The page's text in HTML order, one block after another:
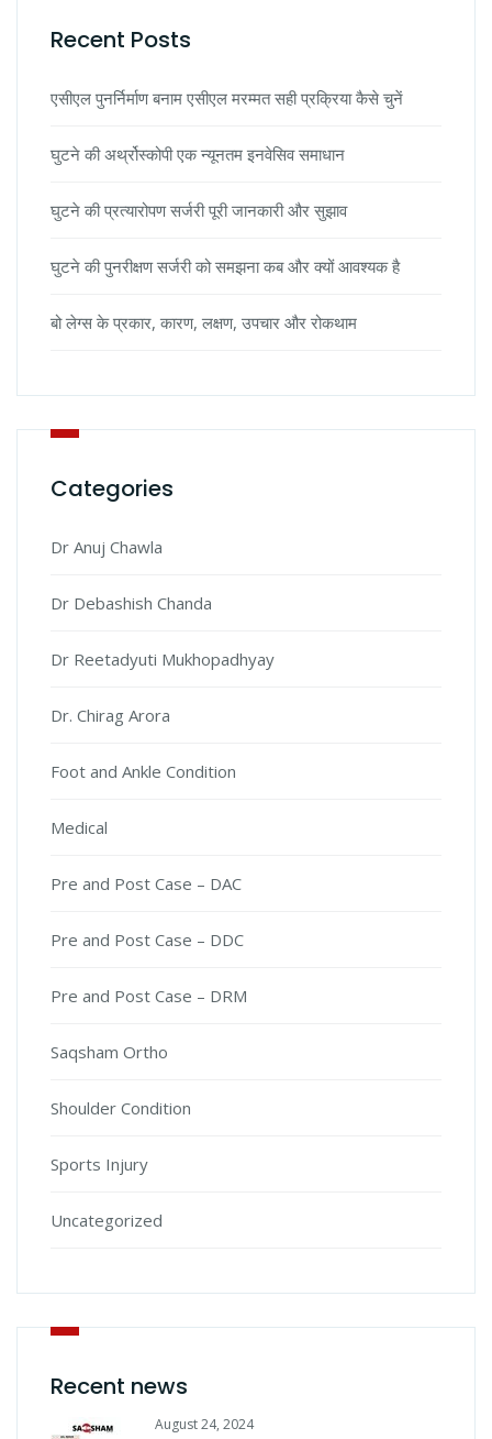
Recent Posts
एसीएल पुनर्निर्माण बनाम एसीएल मरम्मत सही प्रक्रिया कैसे चुनें
घुटने की अर्थ्रोस्कोपी एक न्यूनतम इनवेसिव समाधान
घुटने की प्रत्यारोपण सर्जरी पूरी जानकारी और सुझाव
घुटने की पुनरीक्षण सर्जरी को समझना कब और क्यों आवश्यक है
बो लेग्स के प्रकार, कारण, लक्षण, उपचार और रोकथाम
Categories
Dr Anuj Chawla
Dr Debashish Chanda
Dr Reetadyuti Mukhopadhyay
Dr. Chirag Arora
Foot and Ankle Condition
Medical
Pre and Post Case – DAC
Pre and Post Case – DDC
Pre and Post Case – DRM
Saqsham Ortho
Shoulder Condition
Sports Injury
Uncategorized
Recent news
August 24, 2024